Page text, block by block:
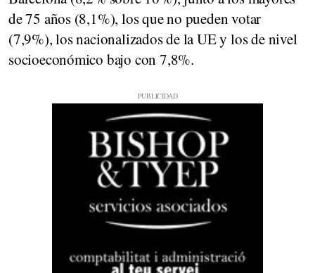
de 75 años (8,1%), los que no pueden votar
(7,9%), los nacionalizados de la UE y los de nivel
socioeconómico bajo con 7,8%.